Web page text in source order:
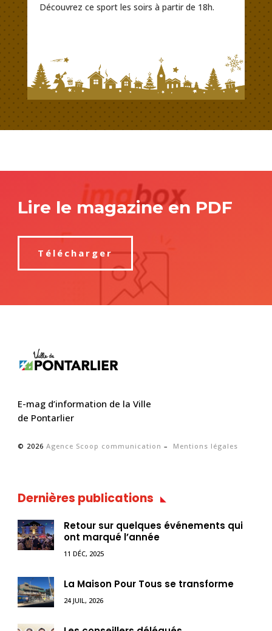
Découvrez ce sport les soirs à partir de 18h.
Lire le magazine en PDF
Télécharger
E-mag d’information de la Ville
de Pontarlier
© 2026 Agence Scoop communication – Mentions légales
Dernières publications
Retour sur quelques événements qui
ont marqué l’année
11 DÉC, 2025
La Maison Pour Tous se transforme
24 JUIL, 2026